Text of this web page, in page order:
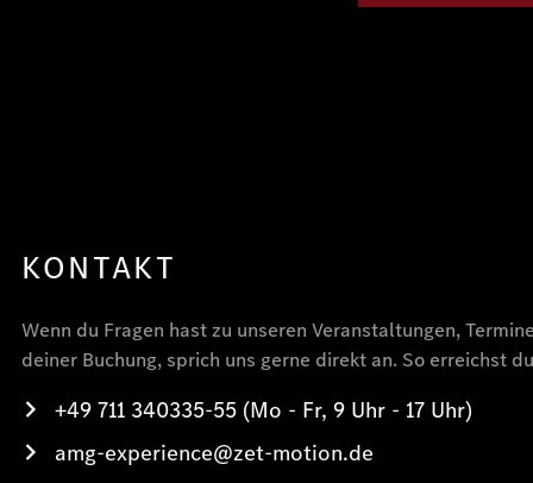
KONTAKT
Wenn du Fragen hast zu unseren Veranstaltungen,
deiner Buchung, sprich uns gerne direkt an. So erreichst
+49 711 340335-55 (Mo - Fr, 9 Uhr - 17 Uhr)
amg-experience@zet-motion.de